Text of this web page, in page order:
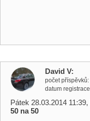
David V
počet příspěvků
datum registrace
Pátek 28.03.2014 11:39,
50 na 50